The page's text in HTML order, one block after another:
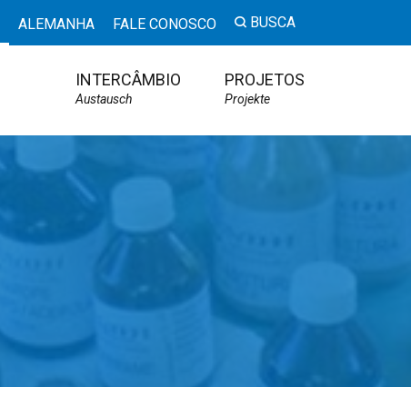
ALEMANHA FALE CONOSCO BUSCA
INTERCÂMBIO
Austausch
PROJETOS
Projekte